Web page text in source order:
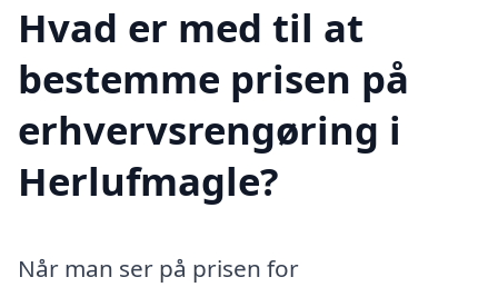
Hvad er med til at
bestemme prisen på
erhvervsrengøring i
Herlufmagle?
Når man ser på prisen for